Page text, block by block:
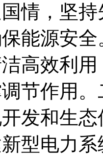
情，坚
能源安
高效利
节作用
发和生
型电力